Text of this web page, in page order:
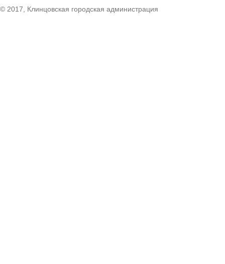
© 2017, Клинцовская городская администрация